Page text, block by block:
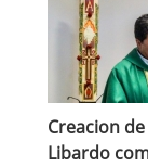
Creacion
Libardo